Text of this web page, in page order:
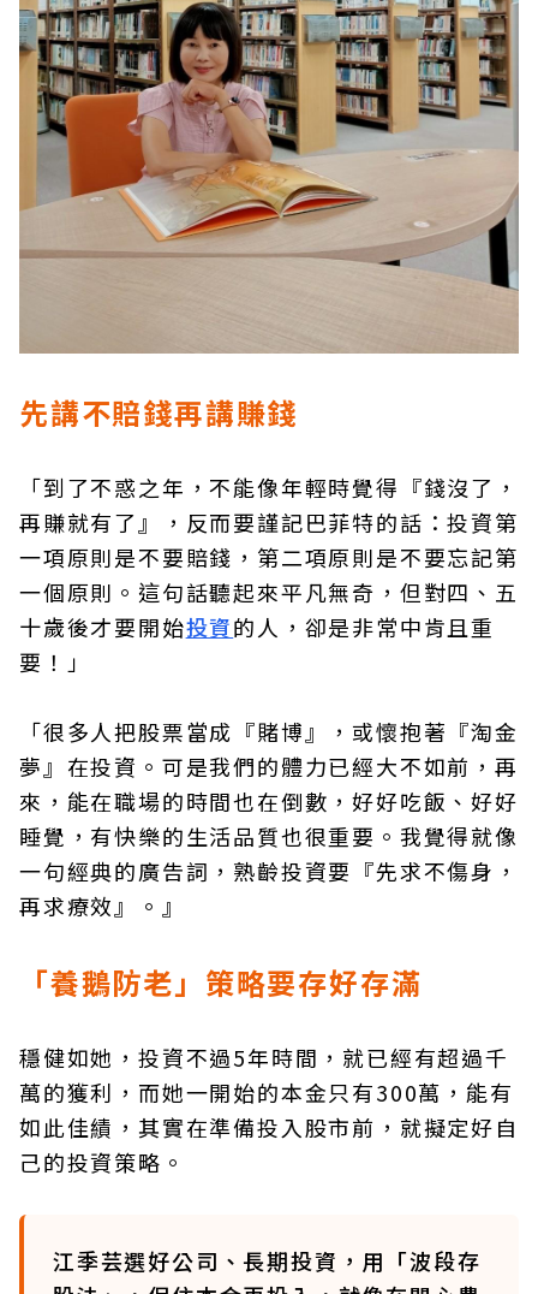
先講不賠錢再講賺錢
「到了不惑之年，不能像年輕時覺得『錢沒了，
再賺就有了』，反而要謹記巴菲特的話：投資第
一項原則是不要賠錢，第二項原則是不要忘記第
一個原則。這句話聽起來平凡無奇，但對四、五
十歲後才要開始投資的人，卻是非常中肯且重
要！」
「很多人把股票當成『賭博』，或懷抱著『淘金
夢』在投資。可是我們的體力已經大不如前，再
來，能在職場的時間也在倒數，好好吃飯、好好
睡覺，有快樂的生活品質也很重要。我覺得就像
一句經典的廣告詞，熟齡投資要『先求不傷身，
再求療效』。』
「養鵝防老」策略要存好存滿
穩健如她，投資不過5年時間，就已經有超過千
萬的獲利，而她一開始的本金只有300萬，能有
如此佳績，其實在準備投入股市前，就擬定好自
己的投資策略。
江季芸選好公司、長期投資，用「波段存